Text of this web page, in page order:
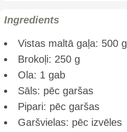
Ingredients
Vistas maltā gaļa: 500 g
Brokoļi: 250 g
Ola: 1 gab
Sāls: pēc garšas
Pipari: pēc garšas
Garšvielas: pēc izvēles